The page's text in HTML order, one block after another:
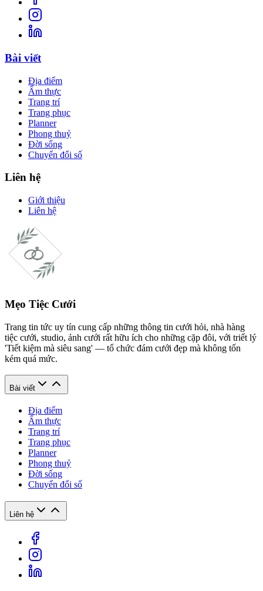
Bài viết
Địa điểm
Ẩm thực
Trang trí
Trang phục
Planner
Phong thuỷ
Đời sống
Chuyển đổi số
Liên hệ
Giới thiệu
Liên hệ
Mẹo Tiệc Cưới
Trang tin tức uy tín cung cấp những thông tin cưới hỏi, nhà hàng
tiệc cưới, studio, ảnh cưới rất hữu ích cho những cặp đôi, với triết lý
'Tiết kiệm mà siêu sang' — tổ chức đám cưới đẹp mà không tốn
kém quá mức.
Bài viết
Địa điểm
Ẩm thực
Trang trí
Trang phục
Planner
Phong thuỷ
Đời sống
Chuyển đổi số
Liên hệ